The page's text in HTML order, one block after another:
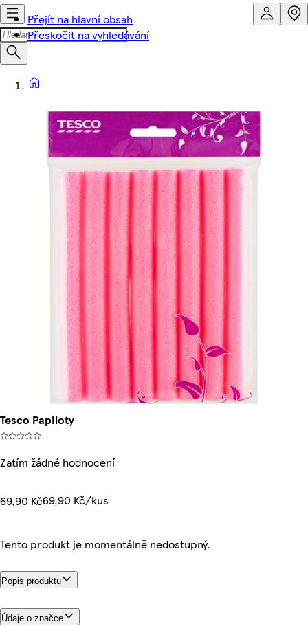
Přejít na hlavní obsah
Přeskočit na vyhledávání
Tesco Papiloty
Zatím žádné hodnocení
69,90 Kč69,90 Kč/kus
Tento produkt je momentálně nedostupný.
Popis produktu
Údaje o značce